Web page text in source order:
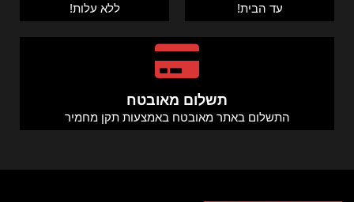
עד הבית!
ללא עלות!
תשלום מאובטח
התשלום באתר מאובטח באמצעות תקן מחמיר